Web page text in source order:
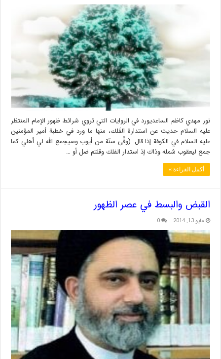
نور مهدي كاظم الساعديورد في الروايات التي تروي شرائط ظهور الإمام المنتظر
عليه السلام حديث عن استدارة الفَلك، منها ما ورد في خطبة أمير المؤمنين
عليه السلام في الكوفة إذا قال: (وفَّى سنّة من أيوب وسيجمع الله لي أهلي كما
جمع ليعقوب شمله وذاك إذ استدار الفلك وقلتم ضل أو …
أكمل القراءة »
القبض والبسط في عصر الظهور
مايو 13, 2014 0